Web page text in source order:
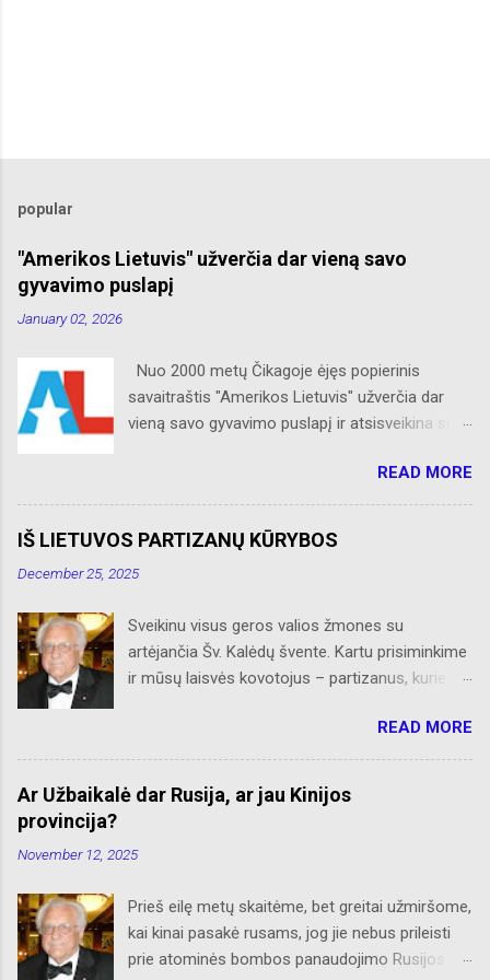
popular
"Amerikos Lietuvis" užverčia dar vieną savo
gyvavimo puslapį
January 02, 2026
Nuo 2000 metų Čikagoje ėjęs popierinis
savaitraštis "Amerikos Lietuvis" užverčia dar
vieną savo gyvavimo puslapį ir atsisveikina su
skelbtų AL naujienų apie Amerikos lietuvių
veiklą, Albino Hofmano apžvalgų, trumpų žinių
apie Čikagą bei jos priemiesčius. Dėkojame
savo seniems ir neseniai prie AL
prisijungusiems skaitytojams. Ačiū už palaikymą
READ MORE
IŠ LIETUVOS PARTIZANŲ KŪRYBOS
December 25, 2025
Sveikinu visus geros valios žmones su
artėjančia Šv. Kalėdų švente. Kartu prisiminkime
ir mūsų laisvės kovotojus – partizanus, kurie
turtą – gyvybes. Kiti, gyvi paimti nelaisvėn,
tempė Rusijos Sibiro platybėse katorgos vergiją.
Retas kuris grįžo, sveikatą praradęs, bet
nepalūžęs dvasioje, į Nepriklausomą Lietuvą.
bunkeriuose, sniegynuose ar slepiantis po eglių
prie savęs savo mumylėtines – šautuvus.
Amžia garbė tebūna jiems. Pridedu iš „Naujienų“
lakrašččio išsaugotą „Sužeisto partizano
READ MORE
Ar Užbaikalė dar Rusija, ar jau Kinijos
provincija?
November 12, 2025
Prieš eilę metų skaitėme, bet greitai užmiršome,
kai kinai pasakė rusams, jog jie nebus prileisti
prie atominės bombos panaudojimo Rusijos –